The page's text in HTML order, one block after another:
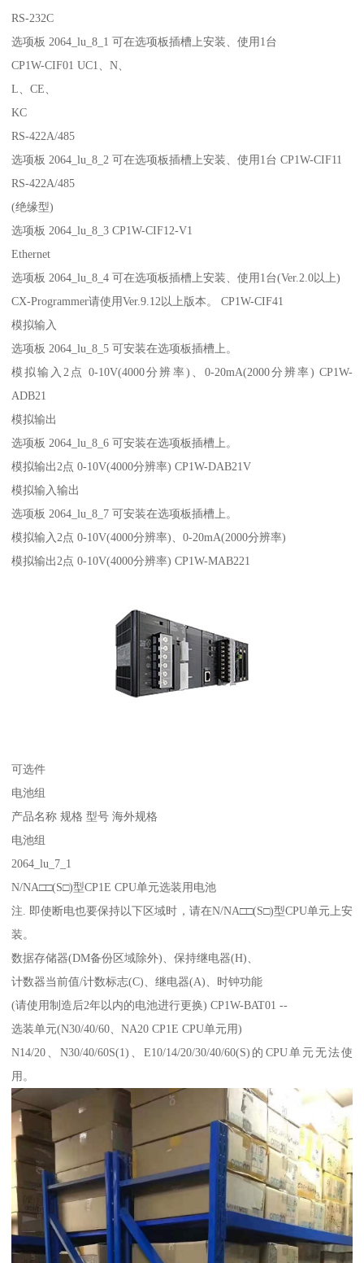
RS-232C
选项板 2064_lu_8_1 可在选项板插槽上安装、使用1台
CP1W-CIF01 UC1、N、
L、CE、
KC
RS-422A/485
选项板 2064_lu_8_2 可在选项板插槽上安装、使用1台 CP1W-CIF11
RS-422A/485
(绝缘型)
选项板 2064_lu_8_3 CP1W-CIF12-V1
Ethernet
选项板 2064_lu_8_4 可在选项板插槽上安装、使用1台(Ver.2.0以上)
CX-Programmer请使用Ver.9.12以上版本。 CP1W-CIF41
模拟输入
选项板 2064_lu_8_5 可安装在选项板插槽上。
模拟输入2点 0-10V(4000分辨率)、0-20mA(2000分辨率) CP1W-
ADB21
模拟输出
选项板 2064_lu_8_6 可安装在选项板插槽上。
模拟输出2点 0-10V(4000分辨率) CP1W-DAB21V
模拟输入输出
选项板 2064_lu_8_7 可安装在选项板插槽上。
模拟输入2点 0-10V(4000分辨率)、0-20mA(2000分辨率)
模拟输出2点 0-10V(4000分辨率) CP1W-MAB221
可选件
电池组
产品名称 规格 型号 海外规格
电池组
2064_lu_7_1
N/NA□□(S□)型CP1E CPU单元选装用电池
注. 即使断电也要保持以下区域时，请在N/NA□□(S□)型CPU单元上安
装。
数据存储器(DM备份区域除外)、保持继电器(H)、
计数器当前值/计数标志(C)、继电器(A)、时钟功能
(请使用制造后2年以内的电池进行更换) CP1W-BAT01 --
选装单元(N30/40/60、NA20 CP1E CPU单元用)
N14/20、N30/40/60S(1)、E10/14/20/30/40/60(S)的CPU单元无法使
用。